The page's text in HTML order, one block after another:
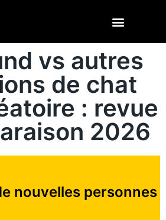
vs autres
de chat
: revue
2026
nouvelles personnes